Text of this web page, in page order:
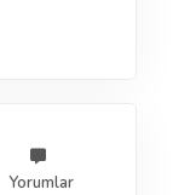
Yorumlar